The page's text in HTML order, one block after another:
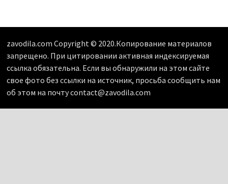
zavodila.com Copyright © 2020.Копирование материалов
запрещено. При цитировании активная индексируемая
ссылка обязательна. Если вы обнаружили на этом сайте
свое фото без ссылки на источник, просьба сообщить нам
об этом на почту contact@zavodila.com